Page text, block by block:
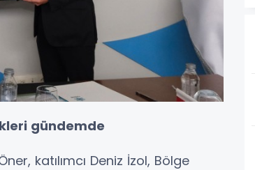
gündemde
katılımcı Deniz İzol, Bölge